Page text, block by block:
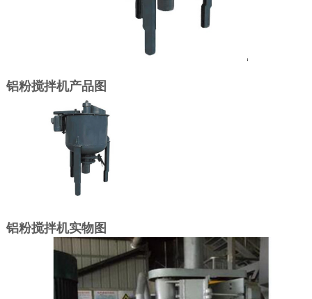
铝粉搅拌机产品图
铝粉搅拌机实物图